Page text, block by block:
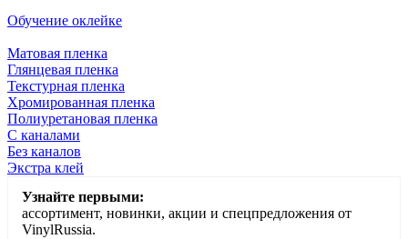
Обучение оклейке
Матовая пленка
Глянцевая пленка
Текстурная пленка
Хромированная пленка
Полиуретановая пленка
С каналами
Без каналов
Экстра клей
Узнайте первыми:
ассортимент, новинки, акции и спецпредложения от
VinylRussia.